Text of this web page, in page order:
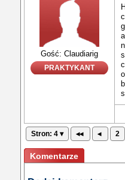
Gość: Claudiarig
PRAKTYKANT
Stron: 4 ▾ ◂◂ ◂ 2
Komentarze